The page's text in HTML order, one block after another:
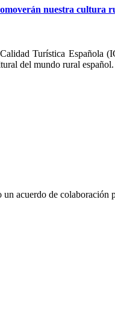
nuestra cultura
Turística Española
del mundo rural español.
acuerdo de colaboración